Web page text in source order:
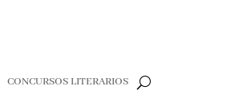
CONCURSOS LITERARIOS